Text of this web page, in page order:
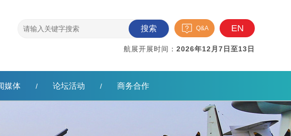
搜索 Q&A EN
航展开展时间： 2026年12月7日至13日
媒体 / 论坛活动 / 商务合作